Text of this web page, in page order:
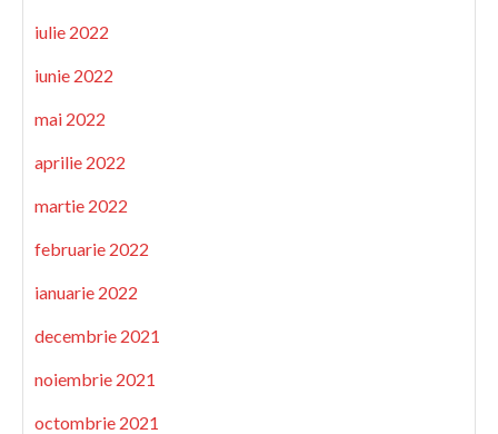
iulie 2022
iunie 2022
mai 2022
aprilie 2022
martie 2022
februarie 2022
ianuarie 2022
decembrie 2021
noiembrie 2021
octombrie 2021